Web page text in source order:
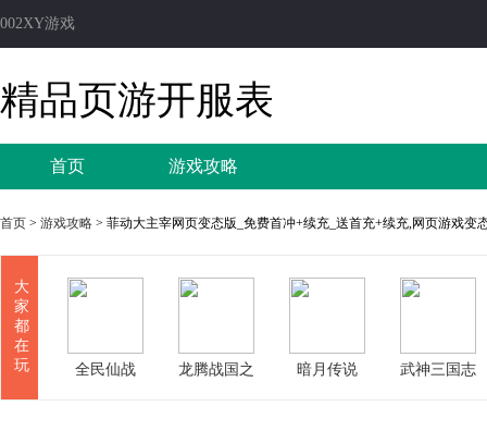
002XY游戏
精品页游开服表
首页 游戏攻略
首页 > 游戏攻略 > 菲动大主宰网页变态版_免费首冲+续充_送首充+续充,网页游戏变
大
家
都
在
玩
全民仙战
龙腾战国之
暗月传说 武神三国志